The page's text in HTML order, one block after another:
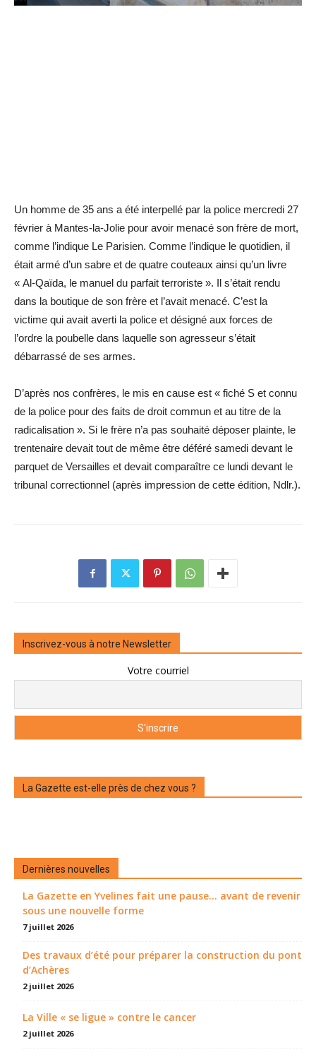
Un homme de 35 ans a été interpellé par la police mercredi 27
février à Mantes-la-Jolie pour avoir menacé son frère de mort,
comme l’indique Le Parisien. Comme l’indique le quotidien, il
était armé d’un sabre et de quatre couteaux ainsi qu’un livre
« Al-Qaïda, le manuel du parfait terroriste ». Il s’était rendu
dans la boutique de son frère et l’avait menacé. C’est la
victime qui avait averti la police et désigné aux forces de
l’ordre la poubelle dans laquelle son agresseur s’était
débarrassé de ses armes.
D’après nos confrères, le mis en cause est « fiché S et connu
de la police pour des faits de droit commun et au titre de la
radicalisation ». Si le frère n’a pas souhaité déposer plainte, le
trentenaire devait tout de même être déféré samedi devant le
parquet de Versailles et devait comparaître ce lundi devant le
tribunal correctionnel (après impression de cette édition, Ndlr.).
Inscrivez-vous à notre Newsletter
Votre courriel
La Gazette est-elle près de chez vous ?
Dernières nouvelles
La Gazette en Yvelines fait une pause... avant de revenir
sous une nouvelle forme
7 juillet 2026
Des travaux d’été pour préparer la construction du pont
d’Achères
2 juillet 2026
La Ville « se ligue » contre le cancer
2 juillet 2026